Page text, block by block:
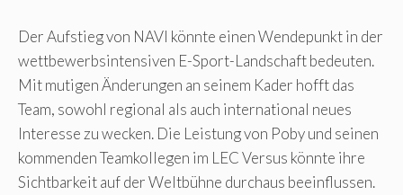
Der Aufstieg von NAVI könnte einen Wendepunkt in der
wettbewerbsintensiven E-Sport-Landschaft bedeuten.
Mit mutigen Änderungen an seinem Kader hofft das
Team, sowohl regional als auch international neues
Interesse zu wecken. Die Leistung von Poby und seinen
kommenden Teamkollegen im LEC Versus könnte ihre
Sichtbarkeit auf der Weltbühne durchaus beeinflussen.